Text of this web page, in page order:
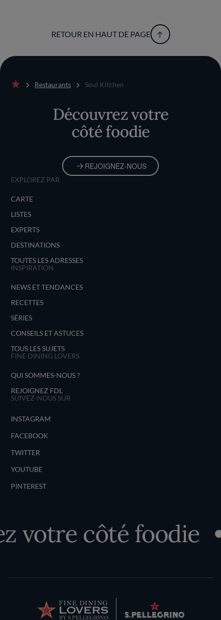
RETOUR EN HAUT DE PAGE
Restaurants Soul Kitchen
Découvrez votre
côté foodie
REJOIGNEZ-NOUS
EXPLOREZ PAR
CARTE
LISTES
EXPERTS
DESTINATIONS
TOUTES LES ADRESSES
INSPIRATION
NEWS ET TENDANCES
RECETTES
SÉRIES
CONSEILS ET ASTUCES
TOUS LES SUJETS
FINE DINING LOVERS
QUI SOMMES-NOUS ?
REJOIGNEZ FDL
SUIVEZ-NOUS SUR
INSTAGRAM
FACEBOOK
TWITTER
YOUTUBE
PINTEREST
votre côté foodie